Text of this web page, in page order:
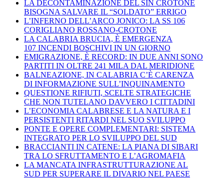
LA DECONTAMINAZIONE DEL SIN CROTONE
BISOGNA SALVARE IL “SOLDATO” ERRIGO
L’INFERNO DELL’ARCO JONICO: LA SS 106
CORIGLIANO ROSSANO-CROTONE
LA CALABRIA BRUCIA, È EMERGENZA
107 INCENDI BOSCHIVI IN UN GIORNO
EMIGRAZIONE, È RECORD: IN DUE ANNI SONO
PARTITI IN OLTRE 241 MILA DAL MERIDIONE
BALNEAZIONE, IN CALABRIA C’È CARENZA
DI INFORMAZIONE SULL’INQUINAMENTO
QUESTIONE RIFIUTI, SCELTE STRATEGICHE
CHE NON TUTELANO DAVVERO I CITTADINI
L’ECONOMIA CALABRESE E LA NATURA E I
PERSISTENTI RITARDI NEL SUO SVILUPPO
PONTE E OPERE COMPLEMENTARI: SISTEMA
INTEGRATO PER LO SVILUPPO DEL SUD
BRACCIANTI IN CATENE: LA PIANA DI SIBARI
TRA LO SFRUTTAMENTO E L’AGROMAFIA
LA MANCATA INFRASTRUTTURAZIONE AL
SUD PER SUPERARE IL DIVARIO NEL PAESE